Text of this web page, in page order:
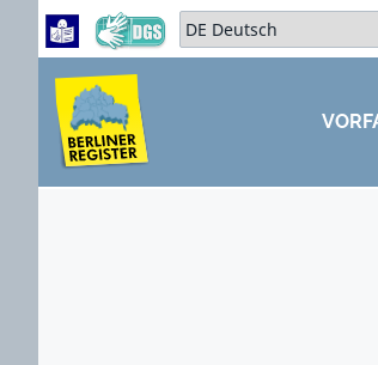
Zum Hauptbereich springen
Zum Hauptmenü springen
Sprache auswählen:
ZUM HAUPTBEREICH SPRINGEN